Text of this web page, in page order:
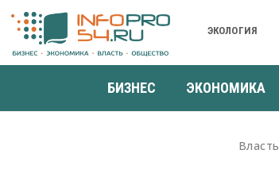
ЭКОЛОГИЯ
БИЗНЕС ЭКОНОМИКА
Власть